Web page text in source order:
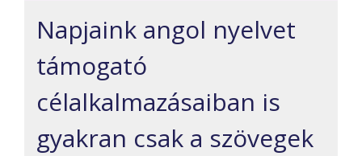
Napjaink angol nyelvet
támogató
célalkalmazásaiban is
gyakran csak a szövegek